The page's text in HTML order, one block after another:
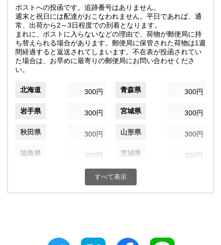
ポストへの投函です。追跡番号はありません。
週末と祝日には配達がおこなわれません。平日であれば、通
常、出荷から2～3日程度での到着となります。
まれに、ポストに入らないなどの理由で、荷物が郵便局に持
ち替えられる場合があります。郵便局に保管された荷物は1週
間経過すると返送されてしまいます。不在表が投函されてい
た場合は、お早めに最寄りの郵便局にお問い合わせくださ
い。
北海道 300円 青森県 300円
岩手県 300円 宮城県 300円
秋田県 300円 山形県 300円
福島県 300円 茨城県 300円
300円 群馬県
埼玉県 千葉県
300円 富山県
すべて表示